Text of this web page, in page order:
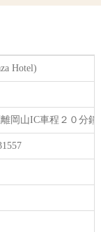
Hotel)
岡山IC車程２０分